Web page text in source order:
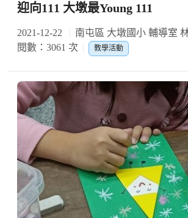
迎向111 大墩最Young 111
2021-12-22 南屯區 大墩國小 輔導室
閱數：3061 次
教學活動